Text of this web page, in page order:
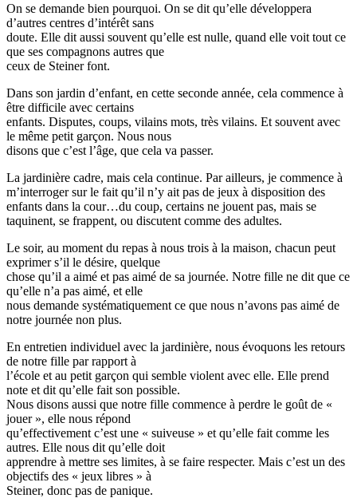
On se demande bien pourquoi. On se dit qu’elle développera
d’autres centres d’intérêt sans
doute. Elle dit aussi souvent qu’elle est nulle, quand elle voit tout ce
que ses compagnons autres que
ceux de Steiner font.
Dans son jardin d’enfant, en cette seconde année, cela commence à
être difficile avec certains
enfants. Disputes, coups, vilains mots, très vilains. Et souvent avec
le même petit garçon. Nous nous
disons que c’est l’âge, que cela va passer.
La jardinière cadre, mais cela continue. Par ailleurs, je commence à
m’interroger sur le fait qu’il n’y ait pas de jeux à disposition des
enfants dans la cour…du coup, certains ne jouent pas, mais se
taquinent, se frappent, ou discutent comme des adultes.
Le soir, au moment du repas à nous trois à la maison, chacun peut
exprimer s’il le désire, quelque
chose qu’il a aimé et pas aimé de sa journée. Notre fille ne dit que ce
qu’elle n’a pas aimé, et elle
nous demande systématiquement ce que nous n’avons pas aimé de
notre journée non plus.
En entretien individuel avec la jardinière, nous évoquons les retours
de notre fille par rapport à
l’école et au petit garçon qui semble violent avec elle. Elle prend
note et dit qu’elle fait son possible.
Nous disons aussi que notre fille commence à perdre le goût de «
jouer », elle nous répond
qu’effectivement c’est une « suiveuse » et qu’elle fait comme les
autres. Elle nous dit qu’elle doit
apprendre à mettre ses limites, à se faire respecter. Mais c’est un des
objectifs des « jeux libres » à
Steiner, donc pas de panique.